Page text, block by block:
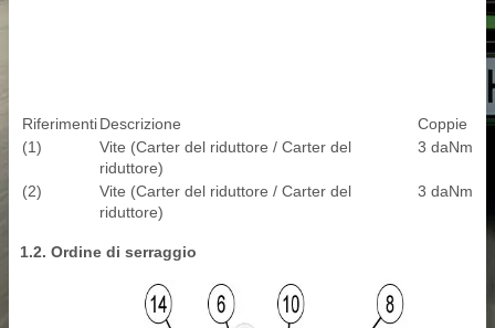
RiferimentiDescrizione
Coppie
(1)
Vite (Carter del riduttore / Carter del
riduttore)
3 daNm
(2)
Vite (Carter del riduttore / Carter del
riduttore)
3 daNm
1.2. Ordine di serraggio